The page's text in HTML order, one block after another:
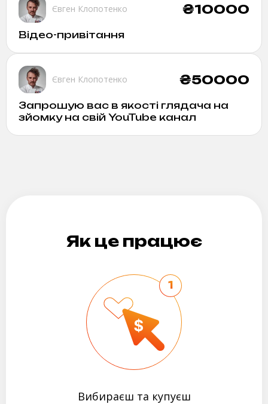
Євген Клопотенко
Відео-привітання
₴10000
Євген Клопотенко
Запрошую вас в якості глядача на
зйомку на свій YouTube канал
₴50000
Як це працює
1
Вибираєш та купуєш